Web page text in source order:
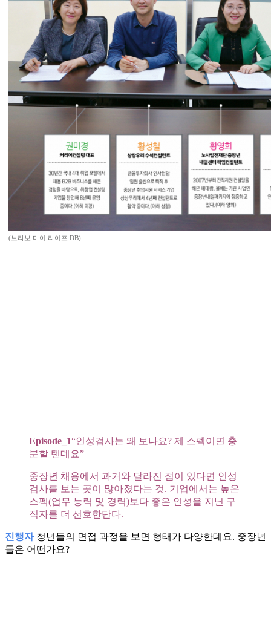
(브라보 마이 라이프 DB)
Episode_1“인성검사는 왜 보나요? 제 스펙이면 충
분할 텐데요”
중장년 채용에서 과거와 달라진 점이 있다면 인성
검사를 보는 곳이 많아졌다는 것. 기업에서는 높은
스펙(업무 능력 및 경력)보다 좋은 인성을 지닌 구
직자를 더 선호한단다.
진행자청년들의 면접 과정을 보면 형태가 다양한데요. 중장년
들은 어떤가요?